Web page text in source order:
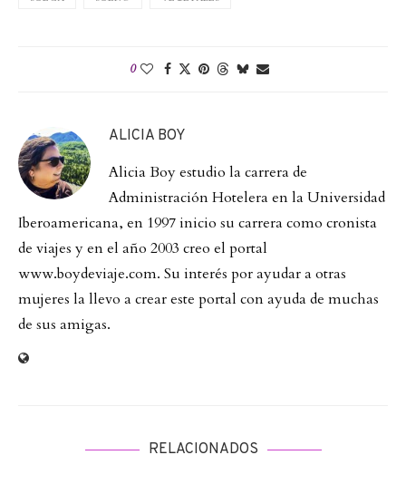
0
ALICIA BOY
Alicia Boy estudio la carrera de
Administración Hotelera en la Universidad
Iberoamericana, en 1997 inicio su carrera como cronista
de viajes y en el año 2003 creo el portal
www.boydeviaje.com. Su interés por ayudar a otras
mujeres la llevo a crear este portal con ayuda de muchas
de sus amigas.
RELACIONADOS